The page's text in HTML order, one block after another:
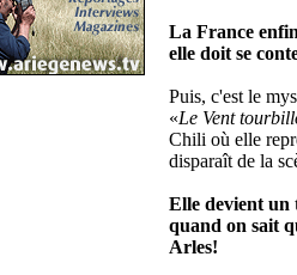
La France
elle doit se
Puis, c'est le
«Le Vent
Chili où elle
disparaît de la
Elle devient un
quand on sait
Arles!